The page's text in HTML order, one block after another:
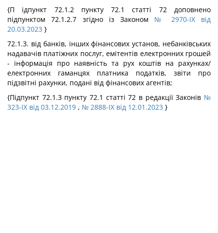
{П ідпункт 72.1.2 пункту 72.1 статті 72 доповнено
підпунктом 72.1.2.7 згідно із Законом № 2970-IX від
20.03.2023 }
72.1.3. від банків, інших фінансових установ, небанківських
надавачів платіжних послуг, емітентів електронних грошей
- інформація про наявність та рух коштів на рахунках/
електронних гаманцях платника податків, звіти про
підзвітні рахунки, подані від фінансових агентів;
{Підпункт 72.1.3 пункту 72.1 статті 72 в редакції Законів №
323-IX від 03.12.2019 , № 2888-IX від 12.01.2023 }